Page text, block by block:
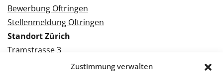
Zustimmung verwalten
Bewerbung Oftringen
Stellenmeldung Oftringen
Standort Zürich
Tramstrasse 3